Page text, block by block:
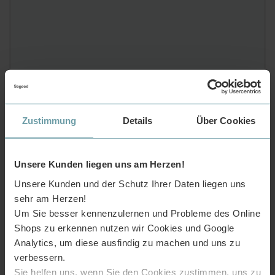
Zustimmung Details Über Cookies
Unsere Kunden liegen uns am Herzen!
Unsere Kunden und der Schutz Ihrer Daten liegen uns
sehr am Herzen!
Um Sie besser kennenzulernen und Probleme des Online
Shops zu erkennen nutzen wir Cookies und Google
Analytics, um diese ausfindig zu machen und uns zu
verbessern.
Sie helfen uns, wenn Sie den Cookies zustimmen, uns zu